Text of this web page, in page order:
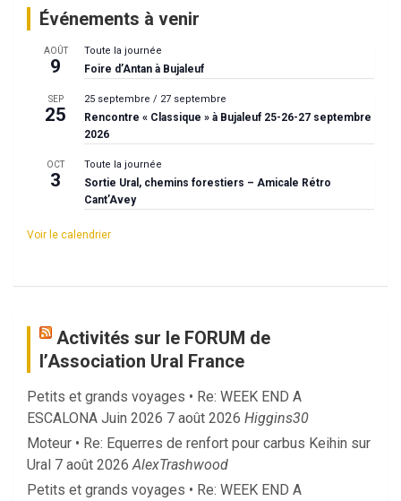
Événements à venir
AOÛT
9
Toute la journée
Foire d’Antan à Bujaleuf
SEP
25
25 septembre / 27 septembre
Rencontre « Classique » à Bujaleuf 25-26-27 septembre
2026
OCT
3
Toute la journée
Sortie Ural, chemins forestiers – Amicale Rétro
Cant’Avey
Voir le calendrier
Activités sur le FORUM de
l’Association Ural France
Petits et grands voyages • Re: WEEK END A
ESCALONA Juin 2026 7 août 2026 Higgins30
Moteur • Re: Equerres de renfort pour carbus Keihin sur
Ural 7 août 2026 AlexTrashwood
Petits et grands voyages • Re: WEEK END A